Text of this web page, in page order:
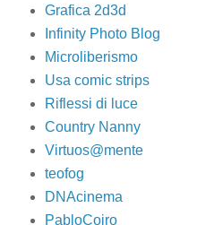
Grafica 2d3d
Infinity Photo Blog
Microliberismo
Usa comic strips
Riflessi di luce
Country Nanny
Virtuos@mente
teofog
DNAcinema
PabloCoiro